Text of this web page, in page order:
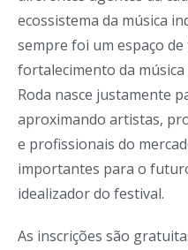
ecossistema da música
sempre foi um espaço
fortalecimento da música
Roda nasce justamente
aproximando artistas,
e profissionais do
importantes para o
idealizador do festival.
As inscrições são